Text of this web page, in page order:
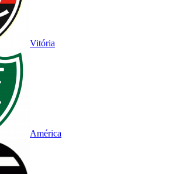
Vitória
América